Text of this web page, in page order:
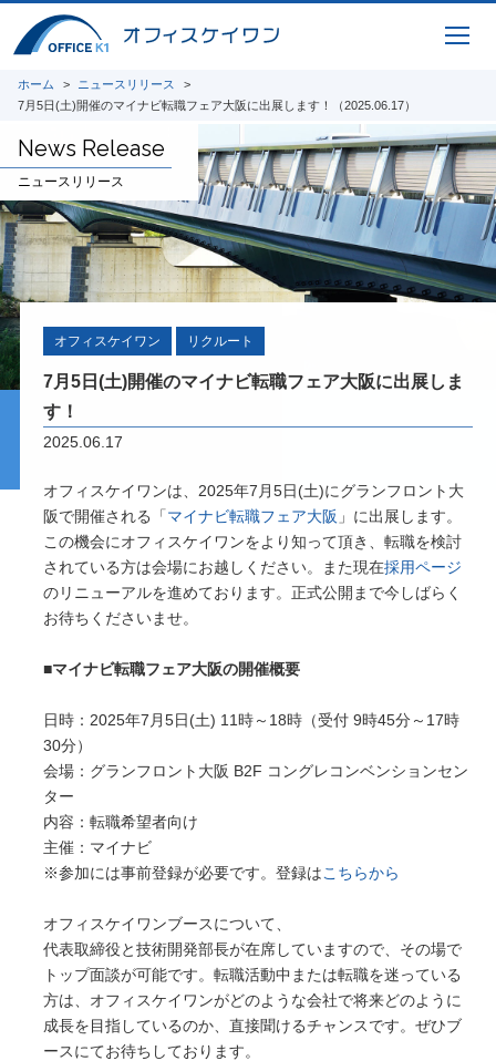
ベーション、また投稿論文や講演実績を紹介
i-Construction
橋梁の建設現場におけるオープンイノベーシ
ョン
オフィスケイワンが参画するコンソーシアム
が取り組んだ「建設現場の生産性を飛躍的に
向上するための革新的技術の導入・活用に関
するプロジェクト」をご紹介しています。
橋梁ギャラリー
橋梁は構造形式の違いで「桁橋」「アーチ
ホーム
ニュースリリース
7月5日(土)開催のマイナビ転職フェア大阪に出展します！（2025.06.17）
News Release
ニュースリリース
オフィスケイワン リクルート
7月5日(土)開催のマイナビ転職フェア大阪に出展しま
す！
2025.06.17
オフィスケイワンは、2025年7月5日(土)にグランフロント大
阪で開催される「マイナビ転職フェア大阪 」に出展します。
この機会にオフィスケイワンをより知って頂き、転職を検討
されている方は会場にお越しください。また現在採用ページ
のリニューアルを進めております。正式公開まで今しばらく
お待ちくださいませ。
■マイナビ転職フェア大阪の開催概要
日時：2025年7月5日(土) 11時～18時（受付 9時45分～17時
30分）
会場：グランフロント大阪 B2F コングレコンベンションセン
ター
内容：転職希望者向け
主催：マイナビ
※参加には事前登録が必要です。登録はこちらから
オフィスケイワンブースについて、
代表取締役と技術開発部長が在席していますので、その場で
トップ面談が可能です。転職活動中または転職を迷っている
方は、オフィスケイワンがどのような会社で将来どのように
成長を目指しているのか、直接聞けるチャンスです。ぜひブ
ースにてお待ちしております。